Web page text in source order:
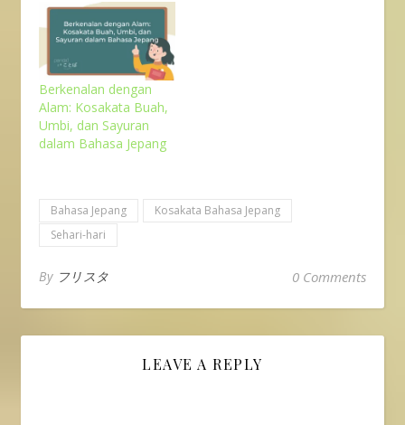
Unsplash 強盗 (goutou)
perampokan/盗難
(tounan) pencurian 自
転車の盗難 (jitensha no
tounan) = pencurian
sepedaオートバイの盗
難 (ootobai no tounan)
= pencurian motor車上
狙い (shajou nerai) =
自動車盗難 (jidousha
tounan) = pencurian
mobil部品狙い…
Berkenalan dengan
Alam: Kosakata Buah,
Umbi, dan Sayuran
dalam Bahasa Jepang
Bahasa Jepang
Kosakata Bahasa Jepang
Sehari-hari
By フリスタ 0 Comments
LEAVE A REPLY